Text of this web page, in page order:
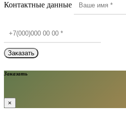
Контактные данные
Заказать
×